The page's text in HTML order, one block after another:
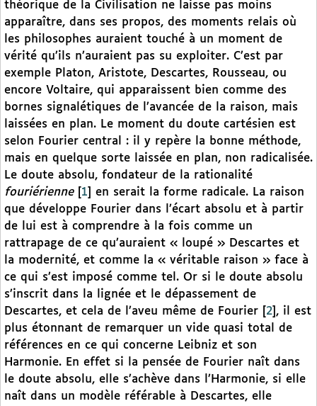
théorique de la Civilisation ne laisse pas moins
apparaître, dans ses propos, des moments relais où
les philosophes auraient touché à un moment de
vérité qu’ils n’auraient pas su exploiter. C’est par
exemple Platon, Aristote, Descartes, Rousseau, ou
encore Voltaire, qui apparaissent bien comme des
bornes signalétiques de l’avancée de la raison, mais
laissées en plan. Le moment du doute cartésien est
selon Fourier central : il y repère la bonne méthode,
mais en quelque sorte laissée en plan, non radicalisée.
Le doute absolu, fondateur de la rationalité
fouriérienne[ 1
en serait la forme radicale. La raison
que développe Fourier dans l’écart absolu et à partir
de lui est à comprendre à la fois comme un
rattrapage de ce qu’auraient « loupé » Descartes et
la modernité, et comme la « véritable raison » face à
ce qui s’est imposé comme tel. Or si le doute absolu
s’inscrit dans la lignée et le dépassement de
Descartes, et cela de l’aveu même de Fourier
2 , il est
plus étonnant de remarquer un vide quasi total de
références en ce qui concerne Leibniz et son
Harmonie. En effet si la pensée de Fourier naît dans
le doute absolu, elle s’achève dans l’Harmonie, si elle
naît dans un modèle référable à Descartes, elle